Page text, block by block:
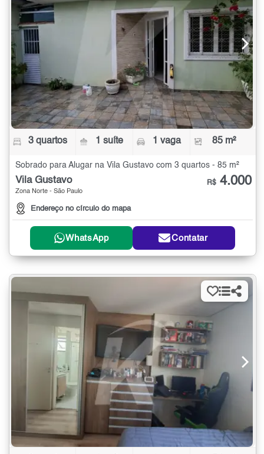
3 quartos 1 suíte 1 vaga 85 m²
Sobrado para Alugar na Vila Gustavo com 3 quartos - 85 m²
Vila Gustavo
Zona Norte - São Paulo
Endereço no círculo do mapa
R$ 4.000
WhatsApp Contatar